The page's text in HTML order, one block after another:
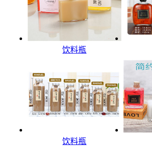
饮料瓶
饮料瓶